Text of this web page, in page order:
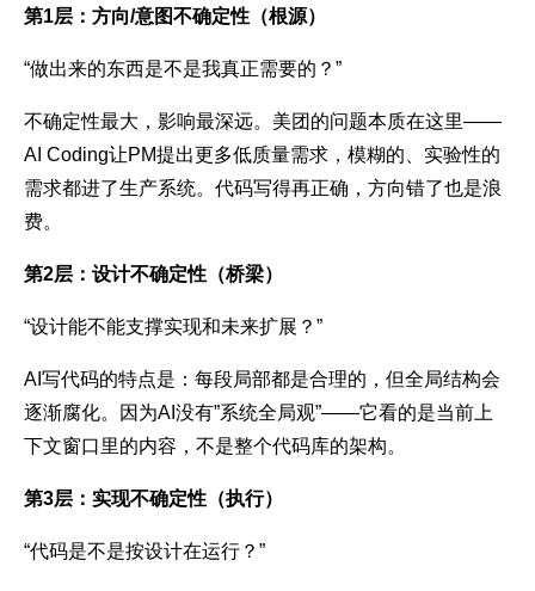
第1层：方向/意图不确定性（根源）
“做出来的东西是不是我真正需要的？”
不确定性最大，影响最深远。美团的问题本质在这里——
AI Coding让PM提出更多低质量需求，模糊的、实验性的
需求都进了生产系统。代码写得再正确，方向错了也是浪
费。
第2层：设计不确定性（桥梁）
“设计能不能支撑实现和未来扩展？”
AI写代码的特点是：每段局部都是合理的，但全局结构会
逐渐腐化。因为AI没有”系统全局观”——它看的是当前上
下文窗口里的内容，不是整个代码库的架构。
第3层：实现不确定性（执行）
“代码是不是按设计在运行？”